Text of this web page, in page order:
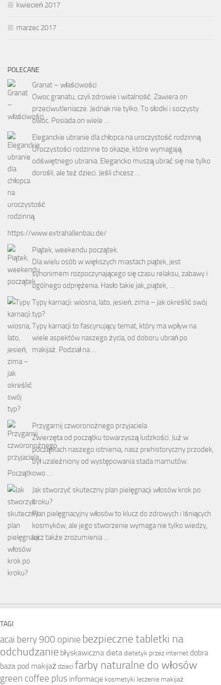
kwiecień 2017
marzec 2017
POLECANE
Granat – właściwości
Owoc granatu, czyli zdrowie i witalność. Zawiera on
przeciwutleniacze. Jednak nie tylko. To słodki i soczysty
owoc. Posiada on wiele …
Eleganckie ubranie dla chłopca na uroczystość rodzinną
Uroczystości rodzinne to okazje, które wymagają
odświętnego ubrania. Elegancko muszą ubrać się nie tylko
dorośli, ale też dzieci. Jeśli chcesz …
https://www.extrahallenbau.de/
Piątek, weekendu początek.
Dla wielu osób w większych miastach piątek, jest
synonimem rozpoczynającego się czasu relaksu, zabawy i
ogólnego odprężenia. Hasło takie jak,,piątek, …
Typy karnacji: wiosna, lato, jesień, zima – jak określić swój
typ?
Typy karnacji to fascynujący temat, który ma wpływ na
wiele aspektów naszego życia, od doboru ubrań po
makijaż. Podział na …
Przygarnij czworonożnego przyjaciela
Zwierzęta od początku towarzyszą ludzkości. Już w
początkach naszego istnienia, nasz prehistoryczny przodek,
był uzależniony od występowania stada mamutów.
Początkowo …
Jak stworzyć skuteczny plan pielęgnacji włosów krok po
kroku?
Plan pielęgnacyjny włosów to klucz do zdrowych i lśniących
kosmyków, ale jego stworzenie wymaga nie tylko wiedzy,
lecz także zrozumienia …
TAGI
acai berry 900 opinie bezpieczne tabletki na
odchudzanie błyskawiczna dietadietetyk przez internet dobra
baza pod makijażdzieci farby naturalne do włosów
green coffee plus informacje kosmetyki leczenie makijaż